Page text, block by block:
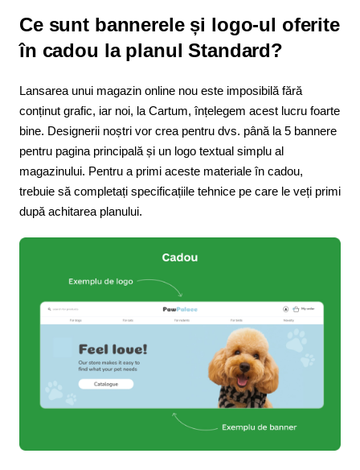
Ce sunt bannerele și logo-ul oferite
în cadou la planul Standard?
Lansarea unui magazin online nou este imposibilă fără
conținut grafic, iar noi, la Cartum, înțelegem acest lucru foarte
bine. Designerii noștri vor crea pentru dvs. până la 5 bannere
pentru pagina principală și un logo textual simplu al
magazinului. Pentru a primi aceste materiale în cadou,
trebuie să completați specificațiile tehnice pe care le veți primi
după achitarea planului.​